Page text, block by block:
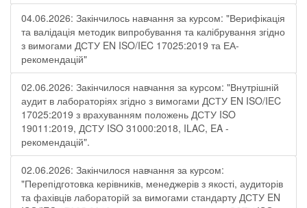
04.06.2026: Закінчилось навчання за курсом: "Верифікація
та валідація методик випробування та калібрування згідно
з вимогами ДСТУ EN ISO/IEC 17025:2019 та ЕА-
рекомендацій"
02.06.2026: Закінчилося навчання за курсом: "Внутрішній
аудит в лабораторіях згідно з вимогами ДСТУ EN ISO/IEC
17025:2019 з врахуванням положень ДСТУ ISO
19011:2019, ДСТУ ISO 31000:2018, ILAC, EA -
рекомендацій".
02.06.2026: Закінчилося навчання за курсом:
"Перепідготовка керівників, менеджерів з якості, аудиторів
та фахівців лабораторій за вимогами стандарту ДСТУ EN